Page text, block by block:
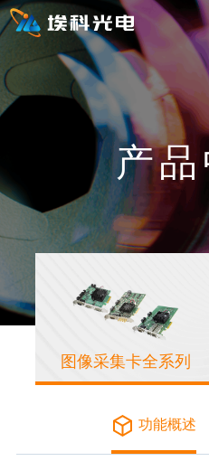
产
图像采集卡全系列
功能概述